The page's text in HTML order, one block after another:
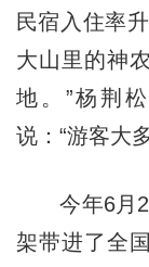
民宿入住率
大山里的神
地。”杨荆
说：“游客大
今年6月20
架带进了全